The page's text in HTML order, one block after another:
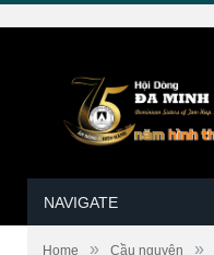
NAVIGATE
Home » Cầu nguyện »